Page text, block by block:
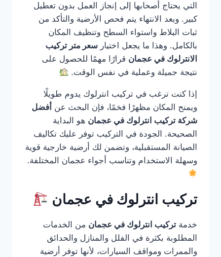
التي يحتاج أصحابها إلى إنجاز العمل بدون تعطيل
كبير. وبعد الانتهاء يتم فحص الأرضية والتأكد من
ثبات البلاط واستواء السطح وتنظيف المكان
بالكامل. وهذا ما يجعل اختيار سعر متر تركيب
الانترلوك في عجمان قرارًا مهمًا للحصول على
نتيجة جميلة وعملية في نفس الوقت.
إذا كنت ترغب في تركيب انترلوك يدوم طويلًا
ويمنح المكان مظهرًا فخمًا، فإن البحث عن أفضل
شركة تركيب انترلوك في عجمان هو البداية
الصحيحة. الجودة في التركيب توفر عليك تكاليف
الصيانة المستقبلية، وتضمن لك أرضية خارجية قوية
وسهلة الاستخدام وتناسب أجواء عجمان المختلفة.
تركيب انترلوك في عجمان
خدمة تركيب انترلوك في عجمان من الخدمات
المطلوبة بكثرة في الفلل والمنازل والحدائق
والممرات ومواقف السيارات، لأنها توفر أرضية